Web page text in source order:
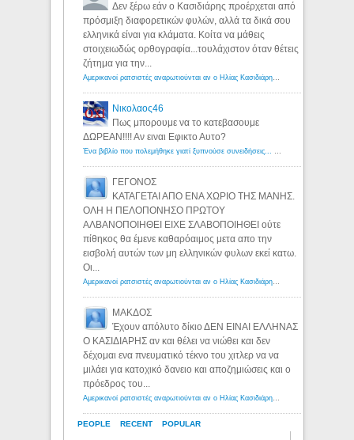
PEOPLE RECENT POPULAR
Δεν ξέρω εάν ο Κασιδιάρης προέρχεται από
πρόσμιξη διαφορετικών φυλών, αλλά τα δικά σου
ελληνικά είναι για κλάματα. Κοίτα να μάθεις
στοιχειωδώς ορθογραφία...τουλάχιστον όταν θέτεις
ζήτημα για την...
Αμερικανοί ρατσιστές αναρωτιούνται αν ο Ηλίας Κασιδιάρης ανήκει στη λευκή φυλή... - Λόγιος Ερμής
Νικολαος46
Πως μπορουμε να το κατεβασουμε
ΔΩΡΕΑΝ!!!! Αν ειναι Εφικτο Αυτο?
Ένα βιβλίο που πολεμήθηκε γιατί ξυπνούσε συνειδήσεις... - Λόγιος Ερμής | Η γνώση ξεκινάει με την αναζήτηση...
ΓΕΓΟΝΟΣ
ΚΑΤΑΓΕΤΑΙ ΑΠΟ ΕΝΑ ΧΩΡΙΟ ΤΗΣ ΜΑΝΗΣ.
ΟΛΗ Η ΠΕΛΟΠΟΝΗΣΟ ΠΡΩΤΟΥ
ΑΛΒΑΝΟΠΟΙΗΘΕΙ ΕΙΧΕ ΣΛΑΒΟΠΟΙΗΘΕΙ ούτε
πίθηκος θα έμενε καθαρόαιμος μετα απο την
εισβολή αυτών των μη ελληνικών φυλων εκεί κατω.
Οι...
Αμερικανοί ρατσιστές αναρωτιούνται αν ο Ηλίας Κασιδιάρης ανήκει στη λευκή φυλή... - Λόγιος Ερμής
ΜΑΚΔΟΣ
Έχουν απόλυτο δίκιο ΔΕΝ ΕΙΝΑΙ ΕΛΛΗΝΑΣ
Ο ΚΑΣΙΔΙΑΡΗΣ αν και θέλει να νιώθει και δεν
δέχομαι ενα πνευματικό τέκνο του χιτλερ να να
μιλάει για κατοχικό δανειο και αποζημιώσεις και ο
πρόεδρος του...
Αμερικανοί ρατσιστές αναρωτιούνται αν ο Ηλίας Κασιδιάρης ανήκει στη λευκή φυλή... - Λόγιος Ερμής